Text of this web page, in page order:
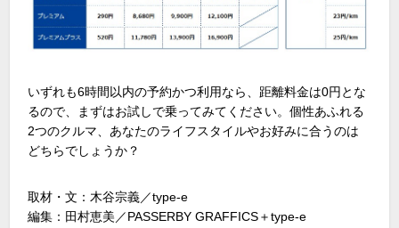
いずれも6時間以内の予約かつ利用なら、距離料金は0円とな
るので、まずはお試しで乗ってみてください。個性あふれる
2つのクルマ、あなたのライフスタイルやお好みに合うのは
どちらでしょうか？
取材・文：木谷宗義／type-e
編集：田村恵美／PASSERBY GRAFFICS＋type-e